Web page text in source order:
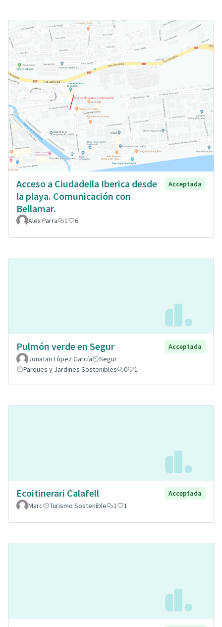
Acceso a Ciudadella Iberica desde
la playa. Comunicación con
Bellamar.
Acceptada
Alex Parra 1 6
Pulmón verde en Segur
Acceptada
Jonatan López García
Segur
Parques y Jardines Sostenibles
0 1
Ecoitinerari Calafell
Acceptada
Marc
Turismo Sostenible 1 1